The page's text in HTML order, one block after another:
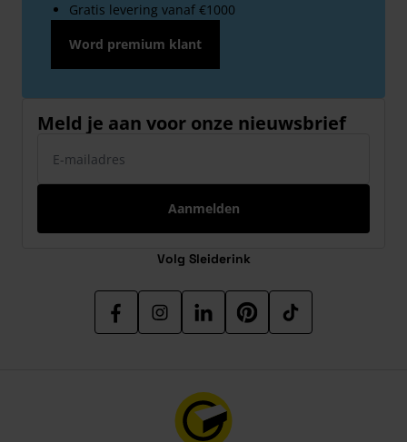
Gratis levering vanaf €1000
Word premium klant
Meld je aan voor onze nieuwsbrief
Aanmelden
Volg Sleiderink